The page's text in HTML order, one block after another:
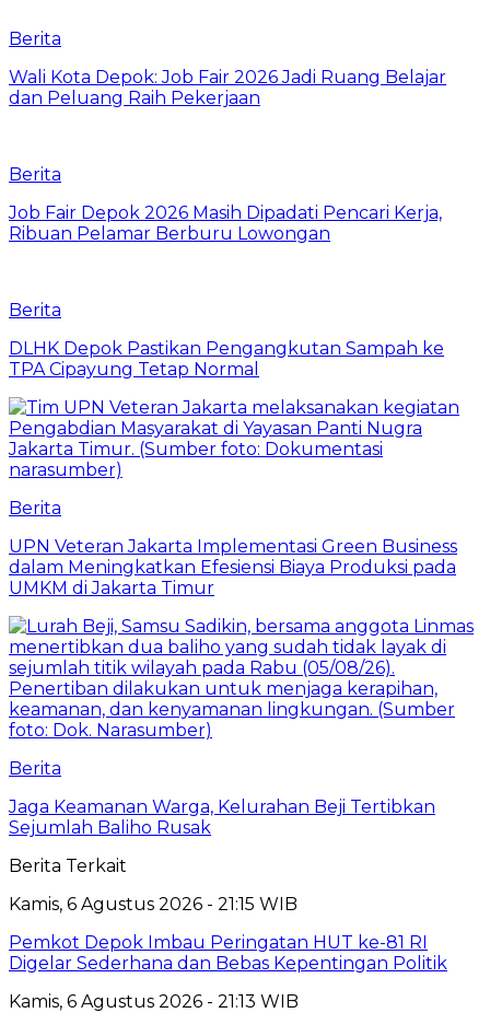
Berita
Wali Kota Depok: Job Fair 2026 Jadi Ruang Belajar
dan Peluang Raih Pekerjaan
Berita
Job Fair Depok 2026 Masih Dipadati Pencari Kerja,
Ribuan Pelamar Berburu Lowongan
Berita
DLHK Depok Pastikan Pengangkutan Sampah ke
TPA Cipayung Tetap Normal
Berita
UPN Veteran Jakarta Implementasi Green Business
dalam Meningkatkan Efesiensi Biaya Produksi pada
UMKM di Jakarta Timur
Berita
Jaga Keamanan Warga, Kelurahan Beji Tertibkan
Sejumlah Baliho Rusak
Berita Terkait
Kamis, 6 Agustus 2026 - 21:15 WIB
Pemkot Depok Imbau Peringatan HUT ke-81 RI
Digelar Sederhana dan Bebas Kepentingan Politik
Kamis, 6 Agustus 2026 - 21:13 WIB